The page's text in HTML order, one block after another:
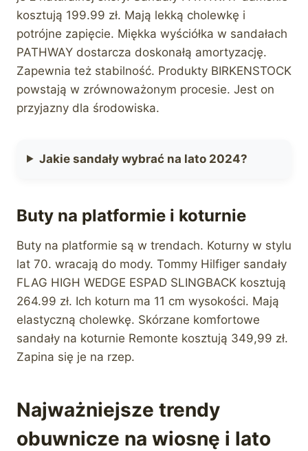
kosztują 199.99 zł. Mają lekką cholewkę i
potrójne zapięcie. Miękka wyściółka w sandałach
PATHWAY dostarcza doskonałą amortyzację.
Zapewnia też stabilność. Produkty BIRKENSTOCK
powstają w zrównoważonym procesie. Jest on
przyjazny dla środowiska.
Jakie sandały wybrać na lato 2024?
Buty na platformie i koturnie
Buty na platformie są w trendach. Koturny w stylu
lat 70. wracają do mody. Tommy Hilfiger sandały
FLAG HIGH WEDGE ESPAD SLINGBACK kosztują
264.99 zł. Ich koturn ma 11 cm wysokości. Mają
elastyczną cholewkę. Skórzane komfortowe
sandały na koturnie Remonte kosztują 349,99 zł.
Zapina się je na rzep.
Najważniejsze trendy
obuwnicze na wiosnę i lato